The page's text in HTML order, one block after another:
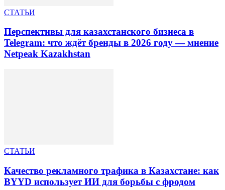
СТАТЬИ
Перспективы для казахстанского бизнеса в
Telegram: что ждёт бренды в 2026 году — мнение
Netpeak Kazakhstan
СТАТЬИ
Качество рекламного трафика в Казахстане: как
BYYD использует ИИ для борьбы с фродом